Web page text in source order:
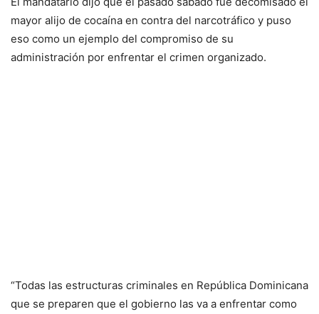
mayor alijo de cocaína en contra del narcotráfico y puso
eso como un ejemplo del compromiso de su
administración por enfrentar el crimen organizado.
“Todas las estructuras criminales en República Dominicana
que se preparen que el gobierno las va a enfrentar como